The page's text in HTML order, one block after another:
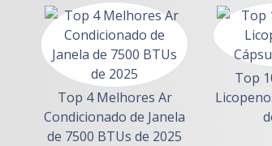
Top 4 Melhores Ar
Condicionado de Janela
de 7500 BTUs de 2025
Top